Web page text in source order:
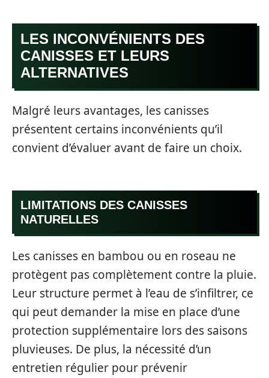
LES INCONVÉNIENTS DES
CANISSES ET LEURS
ALTERNATIVES
Malgré leurs avantages, les canisses
présentent certains inconvénients qu’il
convient d’évaluer avant de faire un choix.
LIMITATIONS DES CANISSES
NATURELLES
Les canisses en bambou ou en roseau ne
protègent pas complètement contre la pluie.
Leur structure permet à l’eau de s’infiltrer, ce
qui peut demander la mise en place d’une
protection supplémentaire lors des saisons
pluvieuses. De plus, la nécessité d’un
entretien régulier pour prévenir